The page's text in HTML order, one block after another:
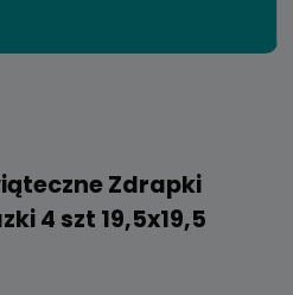
Zdrapki
4 szt 19,5x19,5